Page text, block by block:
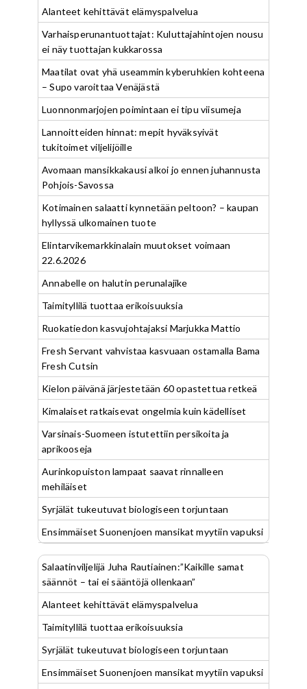
Alanteet kehittävät elämyspalvelua
Varhaisperunantuottajat: Kuluttajahintojen nousu
ei näy tuottajan kukkarossa
Maatilat ovat yhä useammin kyberuhkien kohteena
– Supo varoittaa Venäjästä
Luonnonmarjojen poimintaan ei tipu viisumeja
Lannoitteiden hinnat: mepit hyväksyivät
tukitoimet viljelijöille
Avomaan mansikkakausi alkoi jo ennen juhannusta
Pohjois-Savossa
Kotimainen salaatti kynnetään peltoon? – kaupan
hyllyssä ulkomainen tuote
Elintarvikemarkkinalain muutokset voimaan
22.6.2026
Annabelle on halutin perunalajike
Taimityllilä tuottaa erikoisuuksia
Ruokatiedon kasvujohtajaksi Marjukka Mattio
Fresh Servant vahvistaa kasvuaan ostamalla Bama
Fresh Cutsin
Kielon päivänä järjestetään 60 opastettua retkeä
Kimalaiset ratkaisevat ongelmia kuin kädelliset
Varsinais-Suomeen istutettiin persikoita ja
aprikooseja
Aurinkopuiston lampaat saavat rinnalleen
mehiläiset
Syrjälät tukeutuvat biologiseen torjuntaan
Ensimmäiset Suonenjoen mansikat myytiin vapuksi
Salaatinviljelijä Juha Rautiainen:”Kaikille samat
säännöt – tai ei sääntöjä ollenkaan”
Alanteet kehittävät elämyspalvelua
Taimityllilä tuottaa erikoisuuksia
Syrjälät tukeutuvat biologiseen torjuntaan
Ensimmäiset Suonenjoen mansikat myytiin vapuksi